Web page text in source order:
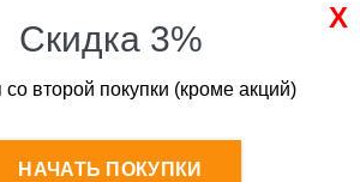
Скидка 3%
второй покупки (кроме акций)
НАЧАТЬ ПОКУПКИ